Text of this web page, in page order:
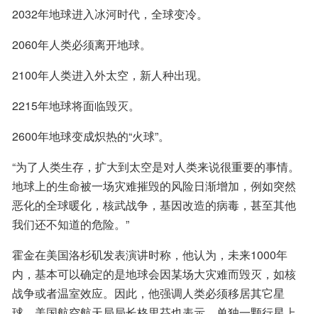
2032年地球进入冰河时代，全球变冷。
2060年人类必须离开地球。
2100年人类进入外太空，新人种出现。
2215年地球将面临毁灭。
2600年地球变成炽热的“火球”。
“为了人类生存，扩大到太空是对人类来说很重要的事情。
地球上的生命被一场灾难摧毁的风险日渐增加，例如突然
恶化的全球暖化，核武战争，基因改造的病毒，甚至其他
我们还不知道的危险。”
霍金在美国洛杉矶发表演讲时称，他认为，未来1000年
内，基本可以确定的是地球会因某场大灾难而毁灭，如核
战争或者温室效应。因此，他强调人类必须移居其它星